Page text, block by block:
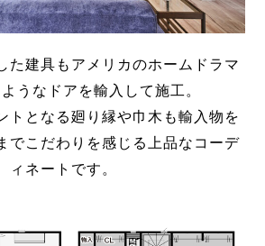
た建具もアメリカのホームドラマ
うなドアを輸入して施工。
トとなる廻り縁や巾木も輸入物を
でこだわりを感じる上品なコーデ
ィネートです。